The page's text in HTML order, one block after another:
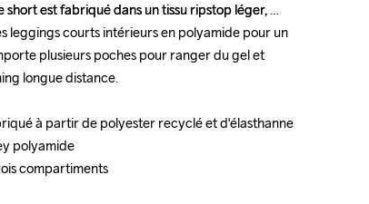
short est fabriqué dans un tissu ripstop léger,
leggings courts intérieurs en polyamide pour un
plusieurs poches pour ranger du gel et
longue distance.
à partir de polyester recyclé et d'élasthanne
polyamide
compartiments
short est fabriqué dans un tissu ripstop léger,
leggings courts intérieurs en polyamide pour un
plusieurs poches pour ranger du gel et
longue distance.
à partir de polyester recyclé et d'élasthanne
polyamide
compartiments